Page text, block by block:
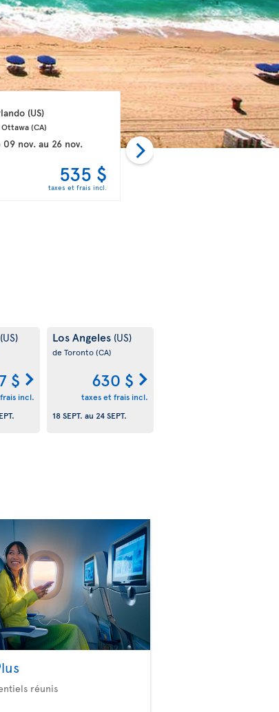
(US)
Ottawa (CA)
09 nov. au 26 nov.
535 $
taxes et frais incl.
Orlando (US)
de Ottawa (CA)
de27 oct.au17 nov.
(US)
$
incl.
Los Angeles (US)
de Toronto(CA)
630 $
taxes et frais incl.
18 SEPT. au 24 SEPT.
réunis